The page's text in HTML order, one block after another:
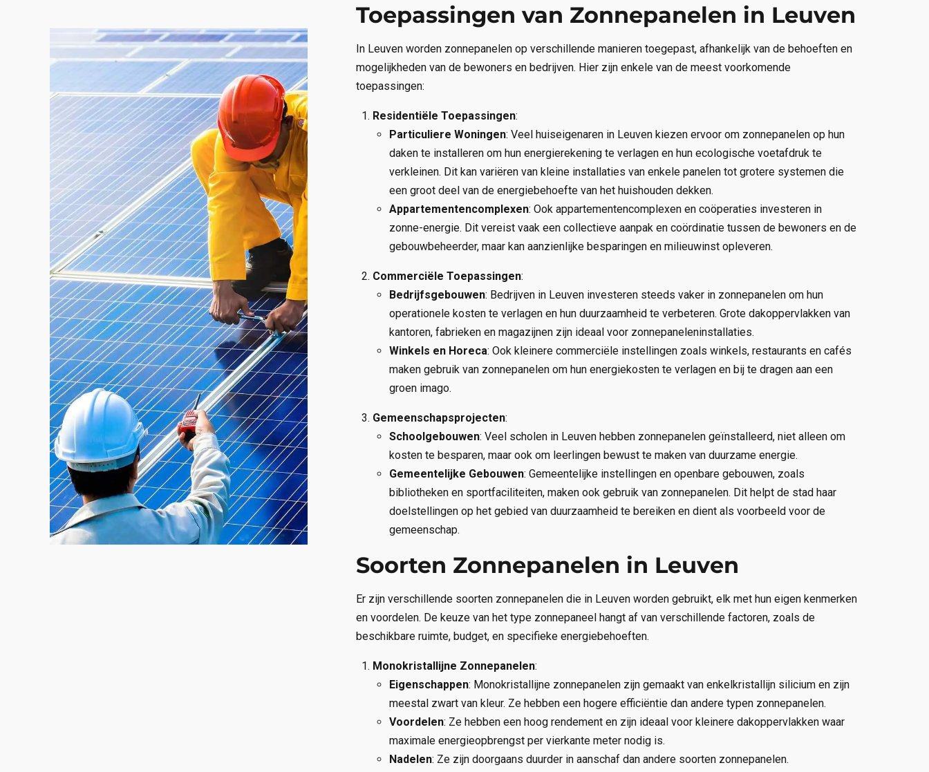
Toepassingen van Zonnepanelen in Leuven
In Leuven worden zonnepanelen op verschillende manieren toegepast, afhankelijk van de behoeften en
mogelijkheden van de bewoners en bedrijven. Hier zijn enkele van de meest voorkomende
toepassingen:
Residentiële Toepassingen:
Particuliere Woningen: Veel huiseigenaren in Leuven kiezen ervoor om zonnepanelen op hun
daken te installeren om hun energierekening te verlagen en hun ecologische voetafdruk te
verkleinen. Dit kan variëren van kleine installaties van enkele panelen tot grotere systemen die
een groot deel van de energiebehoefte van het huishouden dekken.
Appartementencomplexen: Ook appartementencomplexen en coöperaties investeren in
zonne-energie. Dit vereist vaak een collectieve aanpak en coördinatie tussen de bewoners en de
gebouwbeheerder, maar kan aanzienlijke besparingen en milieuwinst opleveren.
Commerciële Toepassingen:
Bedrijfsgebouwen: Bedrijven in Leuven investeren steeds vaker in zonnepanelen om hun
operationele kosten te verlagen en hun duurzaamheid te verbeteren. Grote dakoppervlakken van
kantoren, fabrieken en magazijnen zijn ideaal voor zonnepaneleninstallaties.
Winkels en Horeca: Ook kleinere commerciële instellingen zoals winkels, restaurants en cafés
maken gebruik van zonnepanelen om hun energiekosten te verlagen en bij te dragen aan een
groen imago.
Gemeenschapsprojecten:
Schoolgebouwen: Veel scholen in Leuven hebben zonnepanelen geïnstalleerd, niet alleen om
kosten te besparen, maar ook om leerlingen bewust te maken van duurzame energie.
Gemeentelijke Gebouwen: Gemeentelijke instellingen en openbare gebouwen, zoals
bibliotheken en sportfaciliteiten, maken ook gebruik van zonnepanelen. Dit helpt de stad haar
doelstellingen op het gebied van duurzaamheid te bereiken en dient als voorbeeld voor de
gemeenschap.
Soorten Zonnepanelen in Leuven
Er zijn verschillende soorten zonnepanelen die in Leuven worden gebruikt, elk met hun eigen kenmerken
en voordelen. De keuze van het type zonnepaneel hangt af van verschillende factoren, zoals de
beschikbare ruimte, budget, en specifieke energiebehoeften.
Monokristallijne Zonnepanelen:
Eigenschappen: Monokristallijne zonnepanelen zijn gemaakt van enkelkristallijn silicium en zijn
meestal zwart van kleur. Ze hebben een hogere efficiëntie dan andere typen zonnepanelen.
Voordelen: Ze hebben een hoog rendement en zijn ideaal voor kleinere dakoppervlakken waar
maximale energieopbrengst per vierkante meter nodig is.
Nadelen: Ze zijn doorgaans duurder in aanschaf dan andere soorten zonnepanelen.